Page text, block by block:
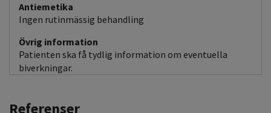
Antiemetika
Ingen rutinmässig behandling
Övrig information
Patienten ska få tydlig information om eventuella
biverkningar.
Referenser